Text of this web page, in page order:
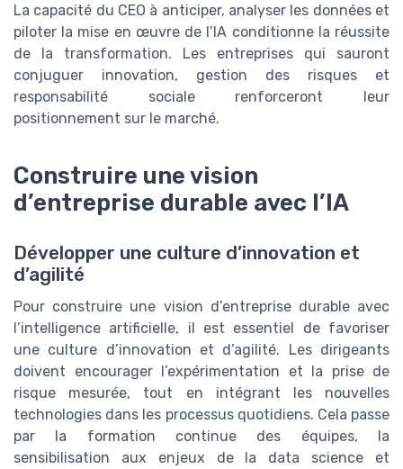
La capacité du CEO à anticiper, analyser les données et
piloter la mise en œuvre de l’IA conditionne la réussite
de la transformation. Les entreprises qui sauront
conjuguer innovation, gestion des risques et
responsabilité sociale renforceront leur
positionnement sur le marché.
Construire une vision
d’entreprise durable avec l’IA
Développer une culture d’innovation et
d’agilité
Pour construire une vision d’entreprise durable avec
l’intelligence artificielle, il est essentiel de favoriser
une culture d’innovation et d’agilité. Les dirigeants
doivent encourager l’expérimentation et la prise de
risque mesurée, tout en intégrant les nouvelles
technologies dans les processus quotidiens. Cela passe
par la formation continue des équipes, la
sensibilisation aux enjeux de la data science et